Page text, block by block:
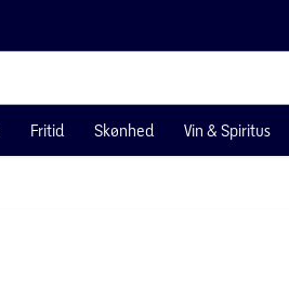
Fritid Skønhed Vin & Spiritus